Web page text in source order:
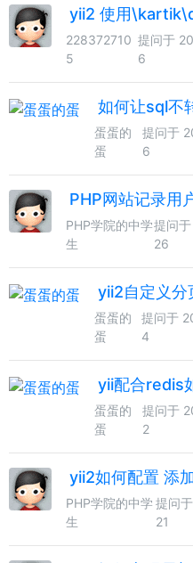
228372710
5
提问于
6
如何让sql不
蛋蛋的
蛋
提问于
6
PHP网站记录用
PHP学院的中学
生
提问
26
蛋蛋的
蛋
提问于
4
蛋蛋的
蛋
提问于
2
yii2如何配置 添
PHP学院的中学
生
提问
21